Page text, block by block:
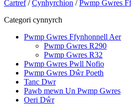
Cartref/Cynhyrchion /Pwmp Gwres
Categori cynnyrch
Pwmp Gwres Ffynhonnell Aer
Pwmp Gwres R290
Pwmp Gwres R32
Pwmp Gwres Pwll Nofio
Pwmp Gwres Dŵr Poeth
Tanc Dwr
Pawb mewn Un Pwmp Gwres
Oeri Dŵr